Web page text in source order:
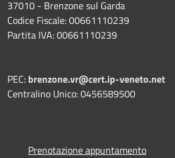
37010 - Brenzone sul Garda
Codice Fiscale: 00661110239
Partita IVA: 00661110239
PEC: brenzone.vr@cert.ip-veneto.net
Centralino Unico: 0456589500
Prenotazione appuntamento